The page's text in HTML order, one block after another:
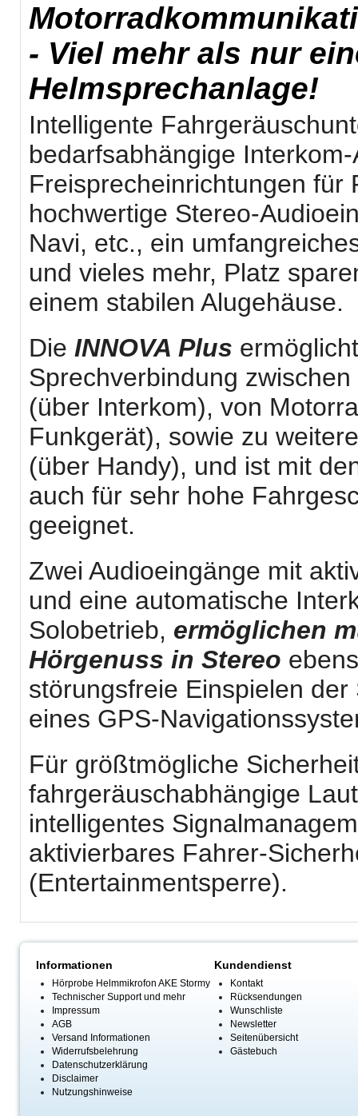
- Viel mehr als nur
Helmsprechanlage!
Intelligente
bedarfsabhängige
Freisprecheinrichtungen für
hochwertige Stereo-
Navi, etc., ein
und vieles mehr, Platz
einem stabilen Alugehäuse.
Die INNOVA Plus
Sprechverbindung
(über Interkom), von
Funkgerät), sowie zu
(über Handy), und ist mit
auch für sehr hohe
geeignet.
Zwei Audioeingänge mit
und eine automatische
Solobetrieb, ermöglichen
Hörgenuss in Stereo
störungsfreie Einspielen
eines GPS-
Für größtmögliche
fahrgeräuschabhängige
intelligentes
aktivierbares Fahrer-
(Entertainmentsperre).
Informationen
Hörprobe Helmmikrofon AKE Stormy
Technischer Support und mehr
Impressum
AGB
Versand Informationen
Widerrufsbelehrung
Datenschutzerklärung
Disclaimer
Nutzungshinweise
Kundendienst
Kontakt
Rücksendungen
Wunschliste
Newsletter
Seitenübersicht
Gästebuch